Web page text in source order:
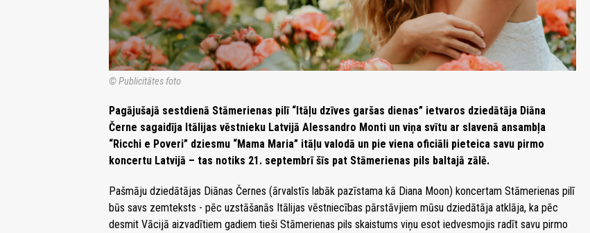
© Publicitātes foto
Pagājušajā sestdienā Stāmerienas pilī “Itāļu dzīves garšas dienas” ietvaros dziedātāja Diāna
Černe sagaidīja Itālijas vēstnieku Latvijā Alessandro Monti un viņa svītu ar slavenā ansambļa
“Ricchi e Poveri” dziesmu “Mama Maria” itāļu valodā un pie viena oficiāli pieteica savu pirmo
koncertu Latvijā – tas notiks 21. septembrī šīs pat Stāmerienas pils baltajā zālē.
Pašmāju dziedātājas Diānas Černes (ārvalstīs labāk pazīstama kā Diana Moon) koncertam Stāmerienas pilī
būs savs zemteksts - pēc uzstāšanās Itālijas vēstniecības pārstāvjiem mūsu dziedātāja atklāja, ka pēc
desmit Vācijā aizvadītiem gadiem tieši Stāmerienas pils skaistums viņu esot iedvesmojis radīt savu pirmo